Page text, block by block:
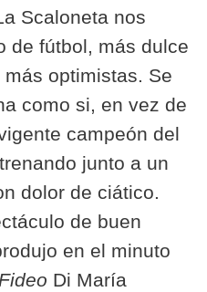
Scaloneta nos
de fútbol, más dulce
optimistas. Se
como si, en vez de
campeón del
junto a un
dolor de ciático.
de buen
en el minuto
Di María